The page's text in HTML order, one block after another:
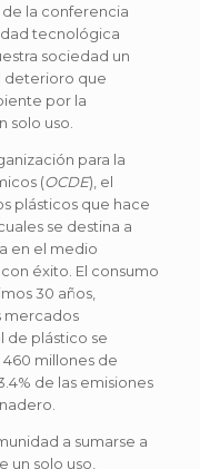
la conferencia
tecnológica
sociedad un
deterioro que
por la
solo uso.
para la
(OCDE), el
plásticos que hace
se destina a
en el medio
éxito. El consumo
30 años,
mercados
de plástico se
460 millones de
de las emisiones
a sumarse a
un solo uso,